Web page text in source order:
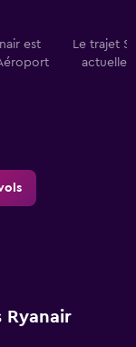
est
Le trajet
Ryanair